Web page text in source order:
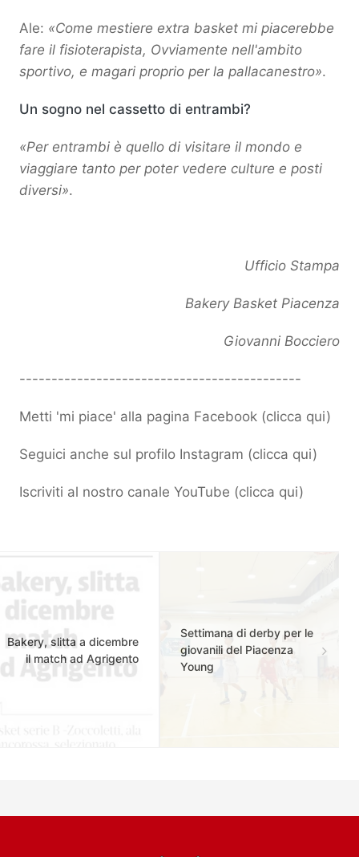
Ale: «Come mestiere extra basket mi piacerebbe
fare il fisioterapista, Ovviamente nell'ambito
sportivo, e magari proprio per la pallacanestro».
Un sogno nel cassetto di entrambi?
«Per entrambi è quello di visitare il mondo e
viaggiare tanto per poter vedere culture e posti
diversi».
Ufficio Stampa
Bakery Basket Piacenza
Giovanni Bocciero
--------------------------------------------
Metti 'mi piace' alla pagina Facebook (clicca qui)
Seguici anche sul profilo Instagram (clicca qui)
Iscriviti al nostro canale YouTube (clicca qui)
Bakery, slitta a dicembre
il match ad Agrigento
Settimana di derby per le
giovanili del Piacenza
Young